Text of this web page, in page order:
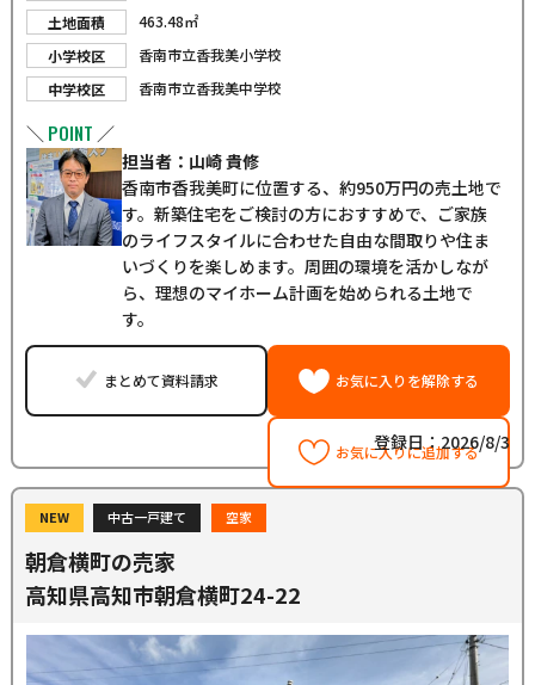
土地面積
463.48㎡
小学校区
香南市立香我美小学校
中学校区
香南市立香我美中学校
＼ POINT ／
担当者：山崎 貴修
香南市香我美町に位置する、約950万円の売土地で
す。新築住宅をご検討の方におすすめで、ご家族
のライフスタイルに合わせた自由な間取りや住ま
いづくりを楽しめます。周囲の環境を活かしなが
ら、理想のマイホーム計画を始められる土地で
す。
まとめて資料請求 お気に入りを解除する
お気に入りに追加する
登録日：2026/8/3
NEW 中古一戸建て 空家
朝倉横町の売家
高知県高知市朝倉横町24-22